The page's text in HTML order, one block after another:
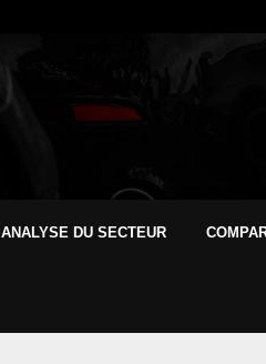
ANALYSE DU SECTEUR